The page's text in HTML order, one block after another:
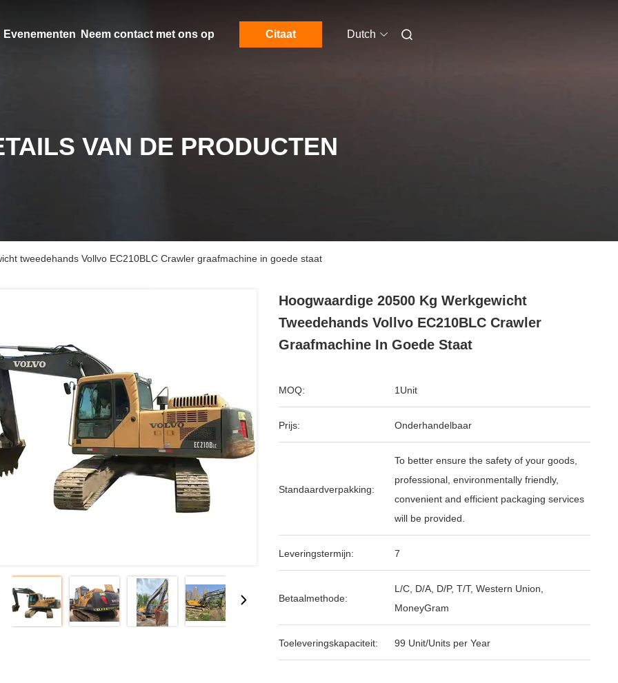
Evenementen Neem contact met ons op Citaat Dutch
VAN DE PRODUCTEN
tweedehands Vollvo EC210BLC Crawler graafmachine in goede staat
Hoogwaardige 20500 Kg Werkgewicht
Tweedehands Vollvo EC210BLC Crawler
Graafmachine In Goede Staat
MOQ: 1Unit
Prijs: Onderhandelbaar
Standaardverpakking:
To better ensure the safety of your goods,
professional, environmentally friendly,
convenient and efficient packaging services
will be provided.
Leveringstermijn: 7
Betaalmethode:
L/C, D/A, D/P, T/T, Western Union,
MoneyGram
Toeleveringskapaciteit: 99 Unit/Units per Year